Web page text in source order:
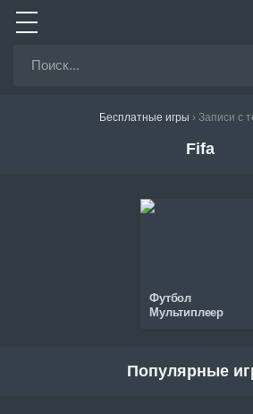
Бесплатные игры › Записи с
Fifa
Футбол
Мультиплеер
Популярные